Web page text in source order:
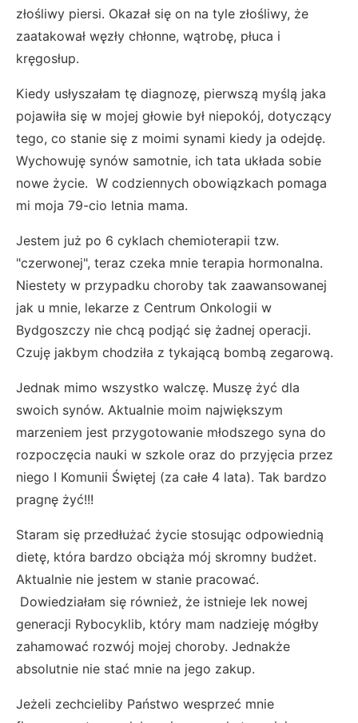
złośliwy piersi. Okazał się on na tyle złośliwy, że
zaatakował węzły chłonne, wątrobę, płuca i
kręgosłup.
Kiedy usłyszałam tę diagnozę, pierwszą myślą jaka
pojawiła się w mojej głowie był niepokój, dotyczący
tego, co stanie się z moimi synami kiedy ja odejdę.
Wychowuję synów samotnie, ich tata układa sobie
nowe życie. W codziennych obowiązkach pomaga
mi moja 79-cio letnia mama.
Jestem już po 6 cyklach chemioterapii tzw.
"czerwonej", teraz czeka mnie terapia hormonalna.
Niestety w przypadku choroby tak zaawansowanej
jak u mnie, lekarze z Centrum Onkologii w
Bydgoszczy nie chcą podjąć się żadnej operacji.
Czuję jakbym chodziła z tykającą bombą zegarową.
Jednak mimo wszystko walczę. Muszę żyć dla
swoich synów. Aktualnie moim największym
marzeniem jest przygotowanie młodszego syna do
rozpoczęcia nauki w szkole oraz do przyjęcia przez
niego I Komunii Świętej (za całe 4 lata). Tak bardzo
pragnę żyć!!!
Staram się przedłużać życie stosując odpowiednią
dietę, która bardzo obciąża mój skromny budżet.
Aktualnie nie jestem w stanie pracować.
Dowiedziałam się również, że istnieje lek nowej
generacji Rybocyklib, który mam nadzieję mógłby
zahamować rozwój mojej choroby. Jednakże
absolutnie nie stać mnie na jego zakup.
Jeżeli zechcieliby Państwo wesprzeć mnie